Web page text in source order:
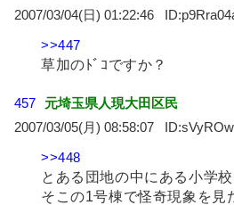
2007/03/04(日) 01:22:46
>>447
草加のﾄﾞｺですか？
457
元埼玉県人現大田区民
2007/03/05(月) 08:58:07
>>448
とある団地の中にある小学校
そこの1号棟で怪奇現象を見